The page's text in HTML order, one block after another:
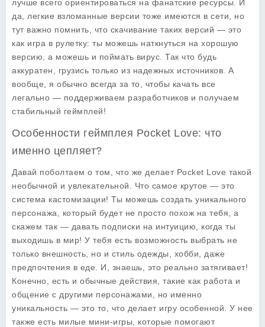
лучше всего ориентироваться на фанатские ресурсы. И
да, легкие взломанные версии тоже имеются в сети, но
тут важно помнить, что скачивание таких версий — это
как игра в рулетку: ты можешь наткнуться на хорошую
версию, а можешь и поймать вирус. Так что будь
аккуратен, грузись только из надежных источников. А
вообще, я обычно всегда за то, чтобы качать все
легально — поддерживаем разработчиков и получаем
стабильный геймплей!
Особенности геймплея Pocket Love: что
именно цепляет?
Давай поболтаем о том, что же делает Pocket Love такой
необычной и увлекательной. Что самое крутое — это
система кастомизации! Ты можешь создать уникального
персонажа, который будет не просто похож на тебя, а
скажем так — давать подписки на интуицию, когда ты
выходишь в мир! У тебя есть возможность выбрать не
только внешность, но и стиль одежды, хобби, даже
предпочтения в еде. И, знаешь, это реально затягивает!
Конечно, есть и обычные действия, такие как работа и
общение с другими персонажами, но именно
уникальность — это то, что делает игру особенной. У нее
также есть милые мини-игры, которые помогают